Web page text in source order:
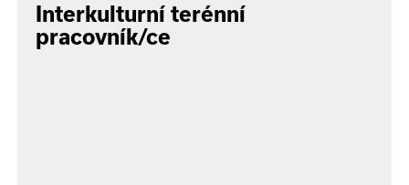
Interkulturní terénní
pracovník/ce